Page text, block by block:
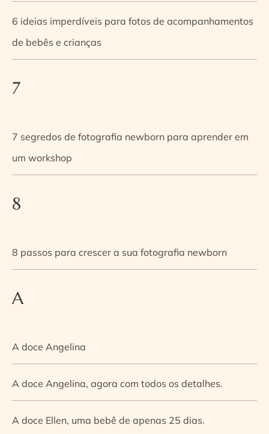
6 ideias imperdíveis para fotos de acompanhamentos
de bebês e crianças
7
7 segredos de fotografia newborn para aprender em
um workshop
8
8 passos para crescer a sua fotografia newborn
A
A doce Angelina
A doce Angelina, agora com todos os detalhes.
A doce Ellen, uma bebê de apenas 25 dias.